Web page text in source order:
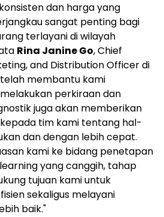
dan harga yang
sangat penting bagi
terlayani di wilayah
Rina Janine Go, Chief
and Distribution Officer di
telah membantu kami
perkiraan dan
juga akan memberikan
tim kami tentang hal-
dan dengan lebih cepat.
kami ke bidang penetapan
yang canggih, tahap
tujuan kami untuk
sekaligus melayani
baik."